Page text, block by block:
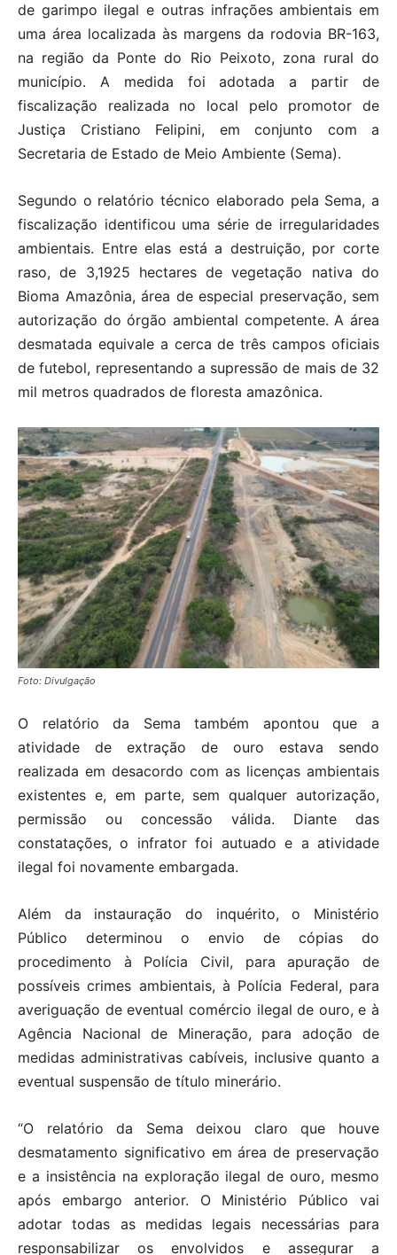
de garimpo ilegal e outras infrações ambientais em
uma área localizada às margens da rodovia BR-163,
na região da Ponte do Rio Peixoto, zona rural do
município. A medida foi adotada a partir de
fiscalização realizada no local pelo promotor de
Justiça Cristiano Felipini, em conjunto com a
Secretaria de Estado de Meio Ambiente (Sema).
Segundo o relatório técnico elaborado pela Sema, a
fiscalização identificou uma série de irregularidades
ambientais. Entre elas está a destruição, por corte
raso, de 3,1925 hectares de vegetação nativa do
Bioma Amazônia, área de especial preservação, sem
autorização do órgão ambiental competente. A área
desmatada equivale a cerca de três campos oficiais
de futebol, representando a supressão de mais de 32
mil metros quadrados de floresta amazônica.
Foto: Divulgação
O relatório da Sema também apontou que a
atividade de extração de ouro estava sendo
realizada em desacordo com as licenças ambientais
existentes e, em parte, sem qualquer autorização,
permissão ou concessão válida. Diante das
constatações, o infrator foi autuado e a atividade
ilegal foi novamente embargada.
Além da instauração do inquérito, o Ministério
Público determinou o envio de cópias do
procedimento à Polícia Civil, para apuração de
possíveis crimes ambientais, à Polícia Federal, para
averiguação de eventual comércio ilegal de ouro, e à
Agência Nacional de Mineração, para adoção de
medidas administrativas cabíveis, inclusive quanto a
eventual suspensão de título minerário.
“O relatório da Sema deixou claro que houve
desmatamento significativo em área de preservação
e a insistência na exploração ilegal de ouro, mesmo
após embargo anterior. O Ministério Público vai
adotar todas as medidas legais necessárias para
responsabilizar os envolvidos e assegurar a